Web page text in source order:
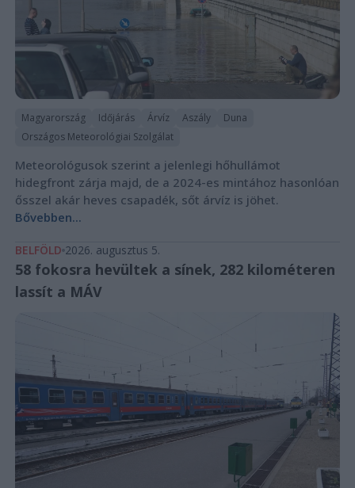
Magyarország Időjárás Árvíz Aszály
Duna
Országos Meteorológiai Szolgálat
Meteorológusok szerint a jelenlegi hőhullámot
hidegfront zárja majd, de a 2024-es mintához hasonlóan
ősszel akár heves csapadék, sőt árvíz is jöhet.
Bővebben...
BELFÖLD 2026. augusztus 5.
58 fokosra hevültek a sínek, 282 kilométeren
lassít a MÁV